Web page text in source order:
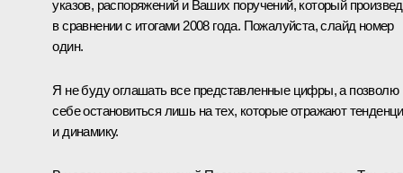
указов, распоряжений и Ваших поручений, который
в сравнении с итогами 2008 года. Пожалуйста, слайд номер
один.
Я не буду оглашать все представленные цифры, а позволю
себе остановиться лишь на тех, которые отражают
и динамику.